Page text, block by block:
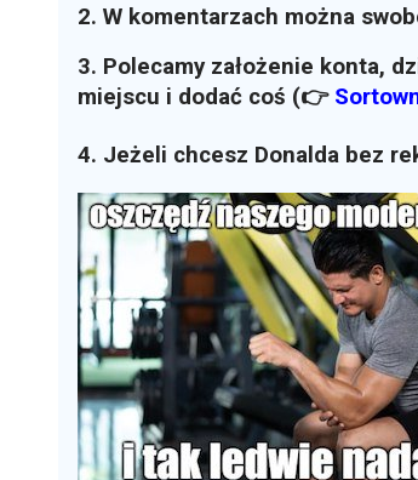
2. W komentarzach można
3. Polecamy założenie konta,
miejscu i dodać coś (👉
4. Jeżeli chcesz Donalda bez